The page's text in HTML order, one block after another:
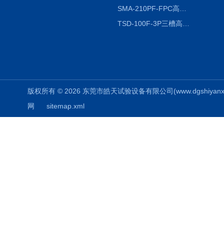
版权所有 © 2026 东莞市皓天试验设备有限公司
网
sitemap.xml